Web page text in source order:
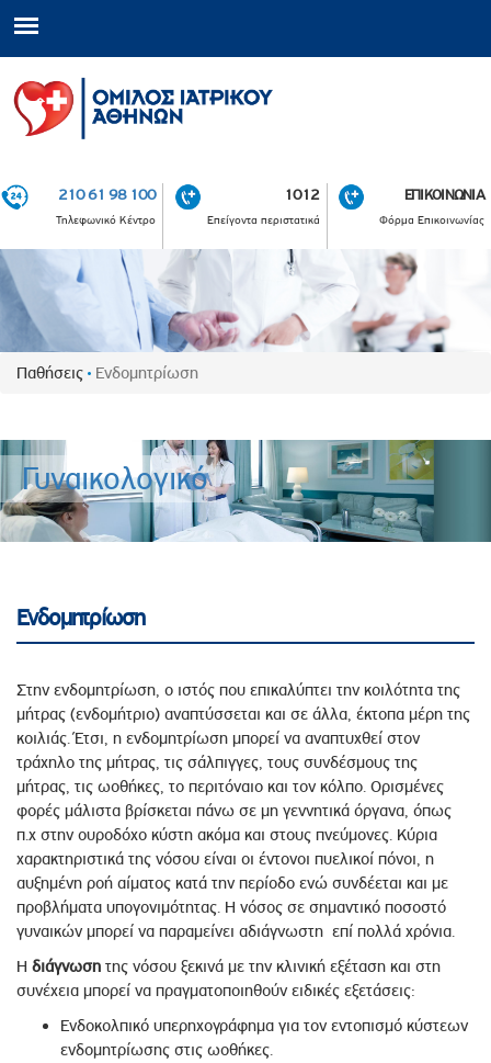
210 61 98 100
Τηλεφωνικό Κέντρο
1012
Επείγοντα περιστατικά
ΕΠΙΚΟΙΝΩΝΙΑ
Φόρμα Επικοινωνίας
Παθήσεις Ενδομητρίωση
Γυναικολογικό
Ενδομητρίωση
Στην ενδομητρίωση, ο ιστός που επικαλύπτει την κοιλότητα της
μήτρας (ενδομήτριο) αναπτύσσεται και σε άλλα, έκτοπα μέρη της
κοιλιάς. Έτσι, η ενδομητρίωση μπορεί να αναπτυχθεί στον
τράχηλο της μήτρας, τις σάλπιγγες, τους συνδέσμους της
μήτρας, τις ωοθήκες, το περιτόναιο και τον κόλπο. Ορισμένες
φορές μάλιστα βρίσκεται πάνω σε μη γεννητικά όργανα, όπως
π.χ στην ουροδόχο κύστη ακόμα και στους πνεύμονες. Κύρια
χαρακτηριστικά της νόσου είναι οι έντονοι πυελικοί πόνοι, η
αυξημένη ροή αίματος κατά την περίοδο ενώ συνδέεται και με
προβλήματα υπογονιμότητας. Η νόσος σε σημαντικό ποσοστό
γυναικών μπορεί να παραμείνει αδιάγνωστη επί πολλά χρόνια.
Η διάγνωση της νόσου ξεκινά με την κλινική εξέταση και στη
συνέχεια μπορεί να πραγματοποιηθούν ειδικές εξετάσεις:
Eνδοκολπικό υπερηχογράφημα για τον εντοπισμό κύστεων
ενδομητρίωσης στις ωοθήκες.